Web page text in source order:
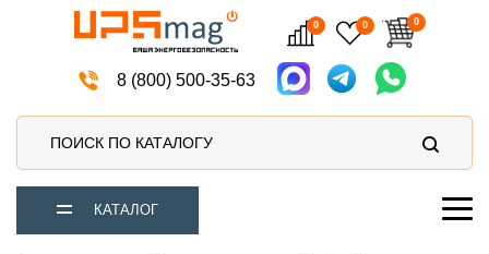
0 0 0
8 (800) 500-35-63
ПОИСК ПО КАТАЛОГУ
КАТАЛОГ
Источники бесперебойного питания